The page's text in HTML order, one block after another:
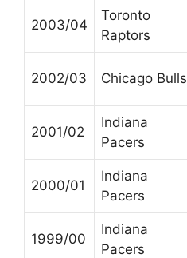
2003/04
Toronto
Raptors
2002/03 Chicago Bulls
2001/02
Indiana
Pacers
2000/01
Indiana
Pacers
1999/00
Indiana
Pacers